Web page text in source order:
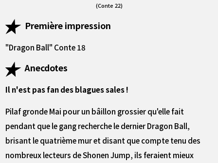
(Conte 22)
Première impression
"Dragon Ball" Conte 18
Anecdotes
Il n'est pas fan des blagues sales !
Pilaf gronde Mai pour un bâillon grossier qu'elle fait
pendant que le gang recherche le dernier Dragon Ball,
brisant le quatrième mur et disant que compte tenu des
nombreux lecteurs de Shonen Jump, ils feraient mieux